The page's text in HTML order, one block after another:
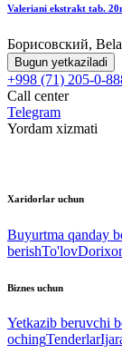
Valeriani ekstrakt tab.
Борисовский,
Bugun yetkaziladi
+998 (71) 205-0-
Call center
Telegram
Yordam xizmati
Xaridorlar uchun
Buyurtma qanday
berishTo'lov
Biznes uchun
Yetkazib beruvchi
ochingTenderlar